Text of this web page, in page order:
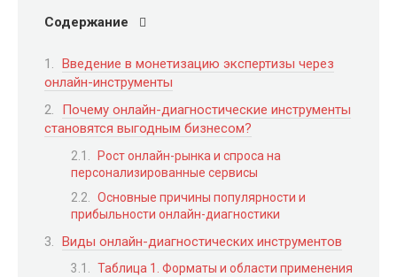
Содержание
Введение в монетизацию экспертизы через
онлайн-инструменты
Почему онлайн-диагностические инструменты
становятся выгодным бизнесом?
Рост онлайн-рынка и спроса на
персонализированные сервисы
Основные причины популярности и
прибыльности онлайн-диагностики
Виды онлайн-диагностических инструментов
Таблица 1. Форматы и области применения